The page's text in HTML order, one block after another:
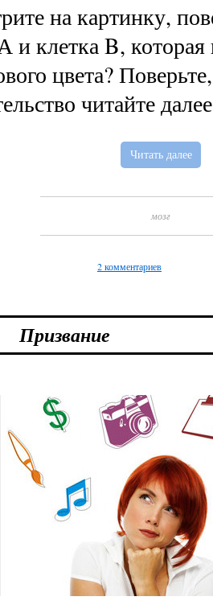
на картинку,
и клетка B, которая
цвета?
читайте
Читать далее
мозг
2 комментариев
Призвание